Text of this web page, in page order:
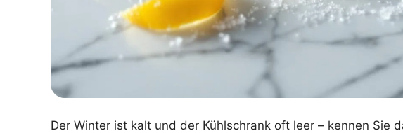
Der Winter ist kalt und der Kühlschrank oft leer – kennen Sie